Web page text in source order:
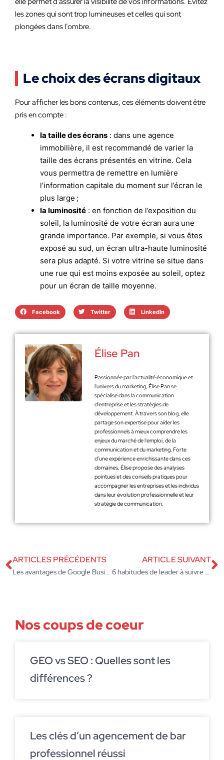
les zones qui sont trop lumineuses et celles qui sont
plongées dans l’ombre.
Le choix des écrans digitaux
Pour afficher les bons contenus, ces éléments doivent être
pris en compte :
la taille des écrans : dans une agence
immobilière, il est recommandé de varier la
taille des écrans présentés en vitrine. Cela
vous permettra de remettre en lumière
l’information capitale du moment sur l’écran le
plus large ;
la luminosité : en fonction de l’exposition du
soleil, la luminosité de votre écran aura une
grande importance. Par exemple, si vous êtes
exposé au sud, un écran ultra-haute luminosité
sera plus adapté. Si votre vitrine se situe dans
une rue qui est moins exposée au soleil, optez
pour un écran de taille moyenne.
Facebook Twitter LinkedIn
Élise Pan
Passionnée par l'actualité économique et
l'univers du marketing, Élise Pan se
spécialise dans la communication
d'entreprise et les stratégies de
développement. À travers son blog, elle
partage son expertise pour aider les
professionnels à mieux comprendre les
enjeux du marché de l'emploi, de la
communication et du marketing. Forte
d’une expérience enrichissante dans ces
domaines, Élise propose des analyses
pointues et des conseils pratiques pour
accompagner les entreprises et les individus
dans leur évolution professionnelle et leur
stratégie de communication.
ARTICLES PRÉCÉDENTS
Les avantages de Google Business Messages pour booster vos ventes
ARTICLE SUIVANT
6 habitudes de leader à suivre pour devenir productif
Nos coups de coeur
GEO vs SEO : Quelles sont les
différences ?
Les clés d’un agencement de bar
professionnel réussi